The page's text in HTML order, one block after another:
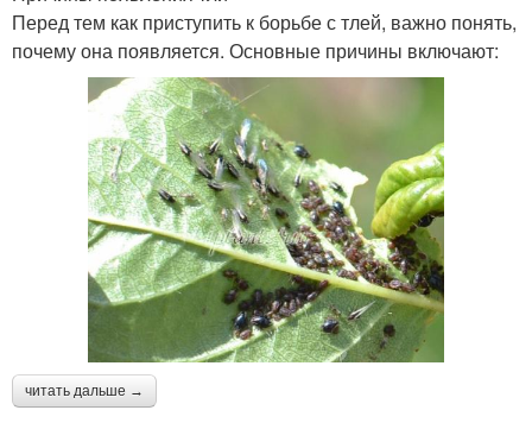
Перед тем как приступить к борьбе с тлей, важно понять,
почему она появляется. Основные причины включают:
читать дальше →